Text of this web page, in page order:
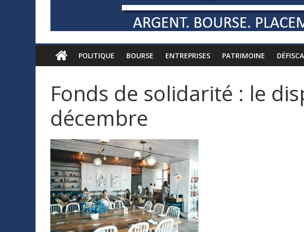
POLITIQUE BOURSE ENTREPRISES PATRIMOINE
Fonds de solidarité : le
décembre